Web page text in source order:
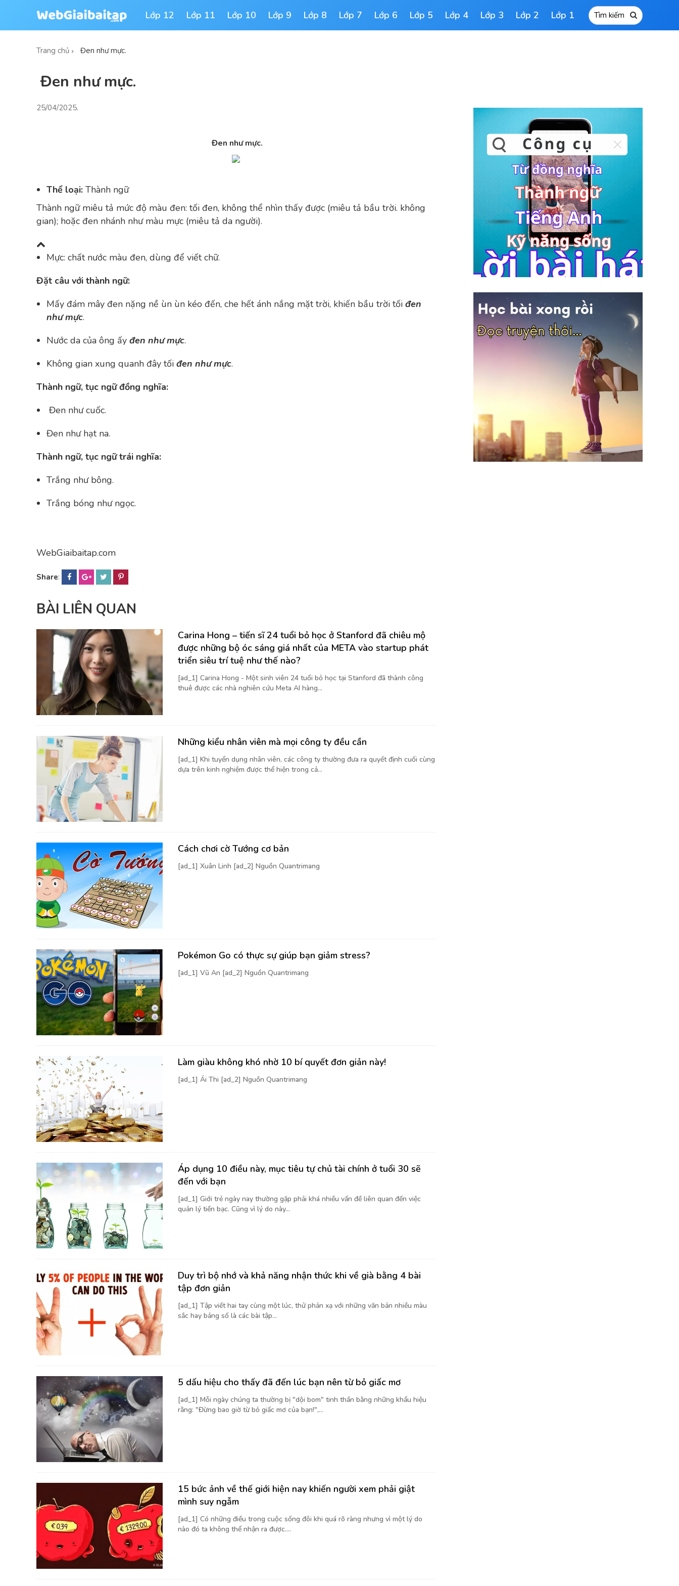
Lớp 12 Lớp 11 Lớp 10 Lớp 9 Lớp 8 Lớp 7 Lớp 6 Lớp 5 Lớp 4 Lớp 3 Lớp 2 Lớp 1
Trang chủ Đen như mực.
Đen như mực.
25/04/2025.
Đen như mực.
Thể loại: Thành ngữ
Thành ngữ miêu tả mức độ màu đen: tối đen, không thể nhìn thấy được (miêu tả bầu trời. không
gian); hoặc đen nhánh như màu mực (miêu tả da người).
Mực: chất nước màu đen, dùng để viết chữ.
Đặt câu với thành ngữ:
Mấy đám mây đen nặng nề ùn ùn kéo đến, che hết ánh nắng mặt trời, khiến bầu trời tối đen
như mực.
Nước da của ông ấy đen như mực.
Không gian xung quanh đây tối đen như mực.
Thành ngữ, tục ngữ đồng nghĩa:
Đen như cuốc.
Đen như hạt na.
Thành ngữ, tục ngữ trái nghĩa:
Trắng như bông.
Trắng bóng như ngọc.
WebGiaibaitap.com
Share:
BÀI LIÊN QUAN
Carina Hong – tiến sĩ 24 tuổi bỏ học ở Stanford đã chiêu mộ
được những bộ óc sáng giá nhất của META vào startup phát
triển siêu trí tuệ như thế nào?
[ad_1] Carina Hong - Một sinh viên 24 tuổi bỏ học tại Stanford đã thành công
thuê được các nhà nghiên cứu Meta AI hàng...
Những kiểu nhân viên mà mọi công ty đều cần
[ad_1] Khi tuyển dụng nhân viên, các công ty thường đưa ra quyết định cuối cùng
dựa trên kinh nghiệm được thể hiện trong cả...
Cách chơi cờ Tướng cơ bản
[ad_1] Xuân Linh [ad_2] Nguồn Quantrimang
Pokémon Go có thực sự giúp bạn giảm stress?
[ad_1] Vũ An [ad_2] Nguồn Quantrimang
Làm giàu không khó nhờ 10 bí quyết đơn giản này!
[ad_1] Ái Thi [ad_2] Nguồn Quantrimang
Áp dụng 10 điều này, mục tiêu tự chủ tài chính ở tuổi 30 sẽ
đến với bạn
[ad_1] Giới trẻ ngày nay thường gặp phải khá nhiều vấn đề liên quan đến việc
quản lý tiền bạc. Cũng vì lý do này...
Duy trì bộ nhớ và khả năng nhận thức khi về già bằng 4 bài
tập đơn giản
[ad_1] Tập viết hai tay cùng một lúc, thử phản xạ với những văn bản nhiều màu
sắc hay bảng số là các bài tập...
5 dấu hiệu cho thấy đã đến lúc bạn nên từ bỏ giấc mơ
[ad_1] Mỗi ngày chúng ta thường bị "dội bom" tinh thần bằng những khẩu hiệu
rằng: "Đừng bao giờ từ bỏ giấc mơ của bạn!",...
15 bức ảnh về thế giới hiện nay khiến người xem phải giật
mình suy ngẫm
[ad_1] Có những điều trong cuộc sống đôi khi quá rõ ràng nhưng vì một lý do
nào đó ta không thể nhận ra được....